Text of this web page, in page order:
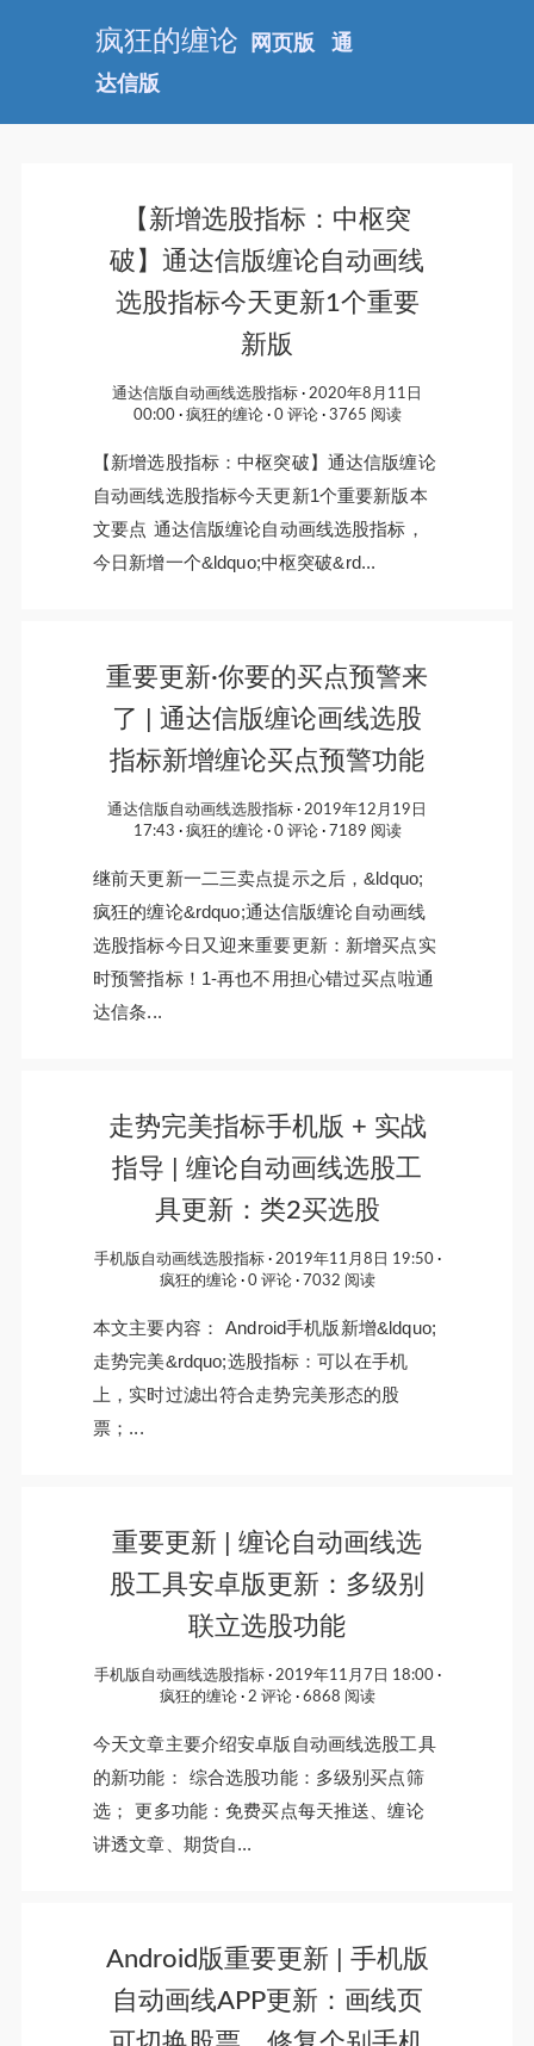
疯狂的缠论 网页版
通
达信版
【新增选股指标：中枢突
破】通达信版缠论自动画线
选股指标今天更新1个重要
新版
通达信版自动画线选股指标
2020年8月11日
00:00
疯狂的缠论 0 评论 3765 阅读
【新增选股指标：中枢突破】通达信版缠论
自动画线选股指标今天更新1个重要新版本
文要点 通达信版缠论自动画线选股指标，
今日新增一个&ldquo;中枢突破&rd...
重要更新·你要的买点预警来
了 | 通达信版缠论画线选股
指标新增缠论买点预警功能
通达信版自动画线选股指标
2019年12月19日
17:43
疯狂的缠论 0 评论 7189 阅读
继前天更新一二三卖点提示之后，&ldquo;
疯狂的缠论&rdquo;通达信版缠论自动画线
选股指标今日又迎来重要更新：新增买点实
时预警指标！1-再也不用担心错过买点啦通
达信条...
走势完美指标手机版 + 实战
指导 | 缠论自动画线选股工
具更新：类2买选股
手机版自动画线选股指标
2019年11月8日 19:50
疯狂的缠论
0 评论 7032 阅读
本文主要内容： Android手机版新增&ldquo;
走势完美&rdquo;选股指标：可以在手机
上，实时过滤出符合走势完美形态的股
票；...
重要更新 | 缠论自动画线选
股工具安卓版更新：多级别
联立选股功能
手机版自动画线选股指标
2019年11月7日 18:00
疯狂的缠论
2 评论 6868 阅读
今天文章主要介绍安卓版自动画线选股工具
的新功能： 综合选股功能：多级别买点筛
选； 更多功能：免费买点每天推送、缠论
讲透文章、期货自...
Android版重要更新 | 手机版
自动画线APP更新：画线页